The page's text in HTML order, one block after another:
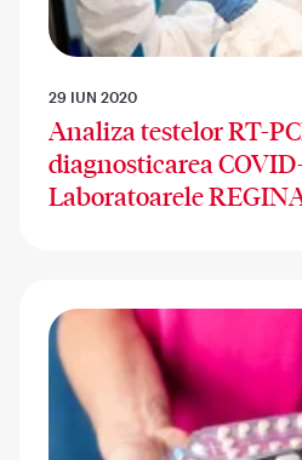
29 IUN 2020
Analiza testelor RT-
diagnosticarea
Laboratoarele